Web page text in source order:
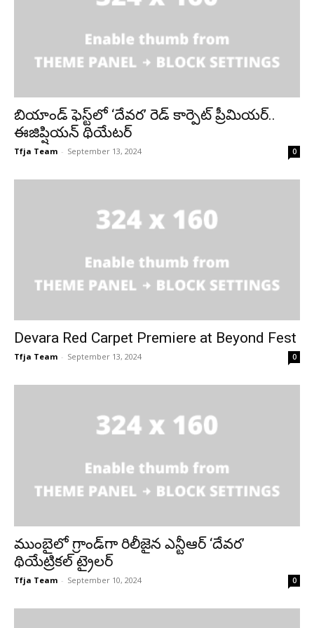
బియాండ్ ఫెస్ట్‌లో ‘దేవర’ రెడ్ కార్పెట్ ప్రీమియ‌ర్‌..
ఈజిప్షియ‌న్ థియేట‌ర్‌
Tfja Team - September 13, 2024 0
Devara Red Carpet Premiere at Beyond Fest
Tfja Team - September 13, 2024 0
ముంబైలో గ్రాండ్‌గా రిలీజైన ఎన్టీఆర్ ‘దేవర’
థియేట్రికల్ ట్రైలర్
Tfja Team - September 10, 2024 0